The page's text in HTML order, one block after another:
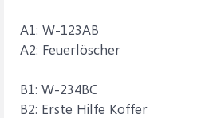
A1: W-123AB
A2: Feuerlöscher
B1: W-234BC
B2: Erste Hilfe Koffer